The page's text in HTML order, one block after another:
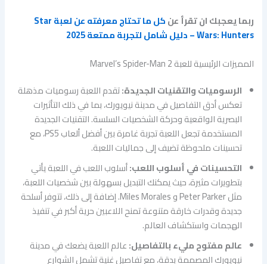
ربما يعجبك ان تقرأ عن
كل ما تحتاج معرفته عن لعبة Star
Wars: Hunters – دليل شامل لتجربة ممتعة 2025
المميزات الرئيسية للعبة Marvel’s Spider-Man 2
الرسوميات والتقنيات الجديدة:تقدم اللعبة رسوميات مذهلة
تعكس أدق التفاصيل في مدينة نيويورك، بما في ذلك التأثيرات
البصرية الواقعية وحركة الشخصيات السلسة. التقنيات الجديدة
المستخدمة تجعل اللعبة تجربة غامرة بين أفضل ألعاب PS5، مع
تحسينات ملحوظة تضيف إلى جماليات اللعبة.
التحسينات في أسلوب اللعب:أسلوب اللعب في اللعبة يأتي
بتطويرات مثيرة، حيث يمكنك التبديل بسهولة بين شخصيات اللعبة،
مثل Peter Parker و Miles Morales. إضافة إلى ذلك، تتوفر أسلحة
جديدة وقدرات خارقة متنوعة تمنح اللاعبين حرية أكبر في تنفيذ
الهجمات واستكشاف العالم.
عالم مفتوح مليء بالتفاصيل:عالم اللعبة يضعك في مدينة
نيويورك المصممة بدقة، مع تفاصيل غنية تشمل الشوارع